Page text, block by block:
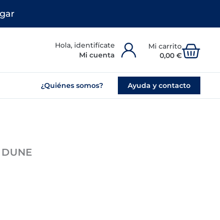
Mi cuenta 0,00 €
¿Quiénes somos? Ayuda y contacto